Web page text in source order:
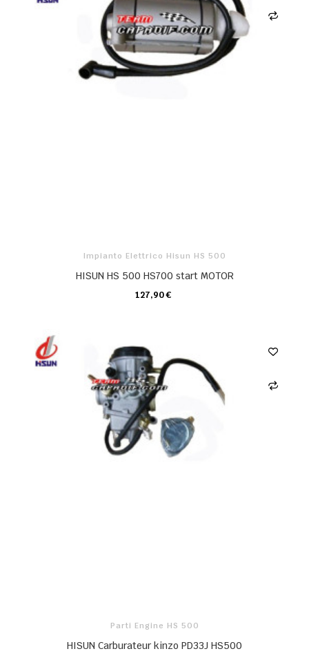
Impianto Elettrico Hisun HS 500
HISUN HS 500 HS700 start MOTOR
127,90 €
CARRELLO
Parti Engine HS 500
HISUN Carburateur kinzo PD33J HS500